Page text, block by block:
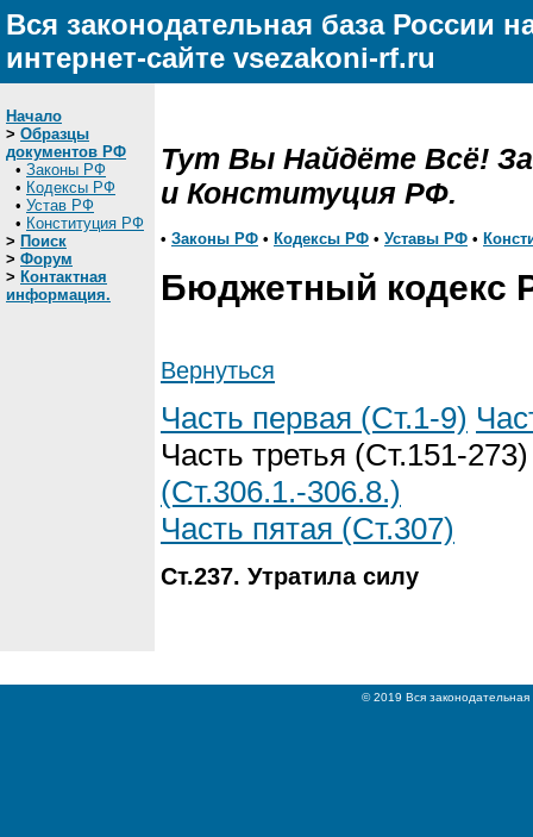
Вся законодательная база России
интернет-сайте vsezakoni-rf.ru
Начало
> Образцы
документов РФ
• Законы РФ
• Кодексы РФ
• Устав РФ
• Конституция РФ
> Поиск
> Форум
> Контактная
информация.
Тут Вы Найдёте Всё!
и Конституция РФ.
• Законы РФ • Кодексы РФ • Уставы РФ •
Бюджетный кодекс
Вернуться
Часть первая (Ст.1-9)
Часть третья (Ст.151-
(Ст.306.1.-306.8.)
Часть пятая (Ст.307)
Ст.237. Утратилa силу
© 2019 Вся